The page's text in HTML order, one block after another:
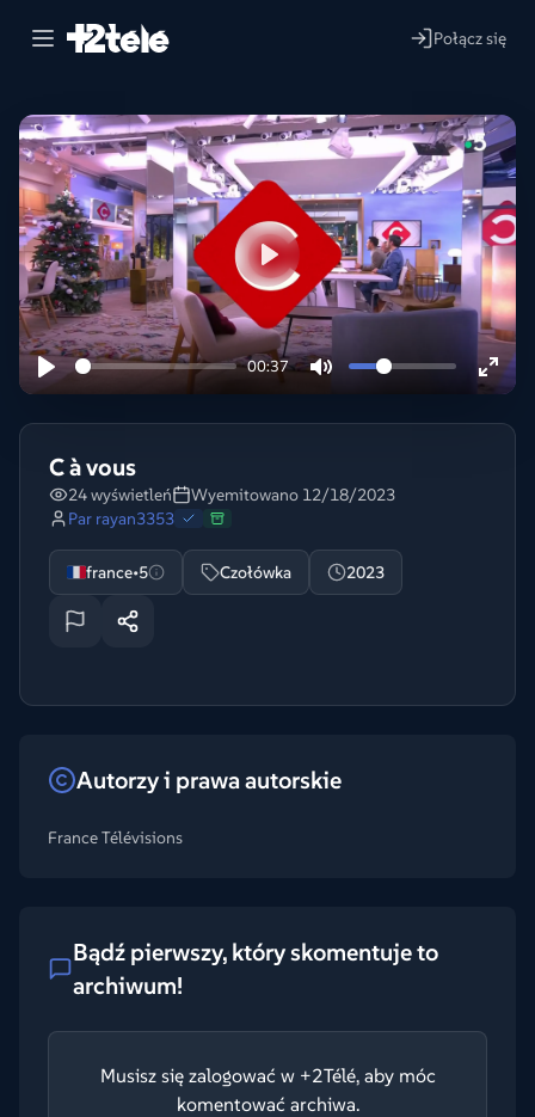
Połącz się
00:37
Lire
C à vous
24 wyświetleń
Wyemitowano 12/18/2023
Par rayan3353
france•5 Czołówka 2023
Autorzy i prawa autorskie
France Télévisions
Bądź pierwszy, który skomentuje to
archiwum!
Musisz się zalogować w +2Télé, aby móc
komentować archiwa.